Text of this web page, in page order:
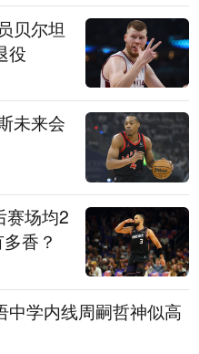
贝尔坦
役
未来会
赛场均2
香？
中学内线周嗣哲神似高